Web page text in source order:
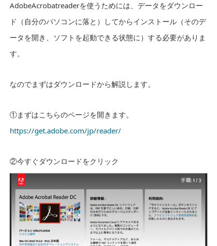
AdobeAcrobatreaderを使うためには、データをダウンロー
ド（自分のパソコンに落と）してからインストール（そのデ
ータを開き、ソフトを起動できる状態に）する必要がありま
す。
なのでまずはダウンロードから解説します。
①まずはこちらのページを開きます。
https://get.adobe.com/jp/reader/
②今すぐダウンロードをクリック